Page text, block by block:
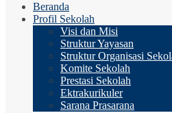
Beranda
Profil Sekolah
Visi dan Misi
Struktur Yayasan
Struktur Organisasi
Komite Sekolah
Prestasi Sekolah
Ektrakurikuler
Sarana Prasarana